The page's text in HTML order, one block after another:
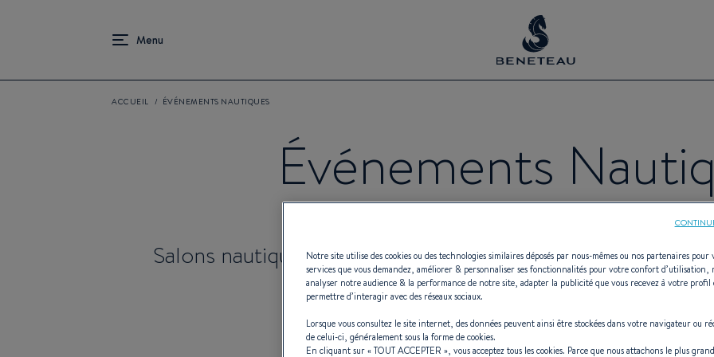
ACCUEIL ÉVÉNEMENTS NAUTIQUES
Événements
Salons nautiques et événements maritimes : notre
!
Notre site utilise des cookies ou des technologies similaires déposés par nous-mêmes ou nos partenaires
services que vous demandez, améliorer & personnaliser ses fonctionnalités pour votre confort d’utilisation,
analyser notre audience & la performance de notre site, adapter la publicité que vous recevez à votre profil
permettre d’interagir avec des réseaux sociaux.
Lorsque vous consultez le site internet, des données peuvent ainsi être stockées dans votre navigateur ou
de celui-ci, généralement sous la forme de cookies.
En cliquant sur «TOUT ACCEPTER », vous acceptez tous les cookies. Parce que nous attachons le plus